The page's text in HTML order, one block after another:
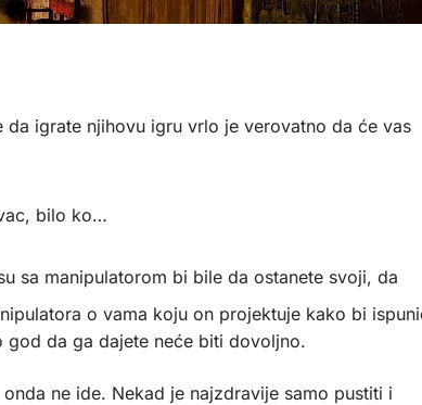
igrate njihovu igru vrlo je verovatno da će vas
bilo ko…
sa manipulatorom bi bile da ostanete svoji, da
o vama koju on projektuje kako bi
god da ga dajete neće biti dovoljno.
ne ide. Nekad je najzdravije samo pustiti i